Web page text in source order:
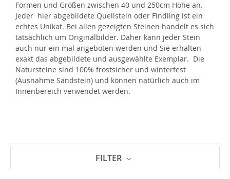
Formen und Größen zwischen 40 und 250cm Höhe an.
Jeder hier abgebildete Quellstein oder Findling ist ein
echtes Unikat. Bei allen gezeigten Steinen handelt es sich
tatsächlich um Originalbilder. Daher kann jeder Stein
auch nur ein mal angeboten werden und Sie erhalten
exakt das abgebildete und ausgewählte Exemplar. Die
Natursteine sind 100% frostsicher und winterfest
(Ausnahme Sandstein) und können natürlich auch im
Innenbereich verwendet werden.
FILTER